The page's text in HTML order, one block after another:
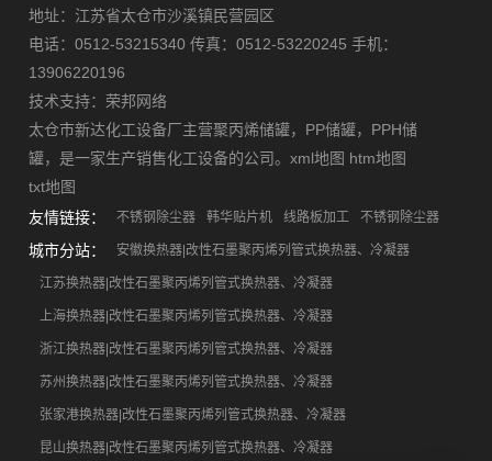
地址：江苏省太仓市沙溪镇民营园区
电话：0512-53215340 传真：0512-53220245 手机：
13906220196
技术支持： 荣邦网络
太仓市新达化工设备厂主营聚丙烯储罐， PP储罐， PPH储
罐，是一家生产销售化工设备的公司。xml地图 htm地图
txt地图
友情链接：
不锈钢除尘器 韩华贴片机 线路板加工 不锈钢除尘器
城市分站： 安徽换热器|改性石墨聚丙烯列管式换热器、冷凝器
江苏换热器|改性石墨聚丙烯列管式换热器、冷凝器
上海换热器|改性石墨聚丙烯列管式换热器、冷凝器
浙江换热器|改性石墨聚丙烯列管式换热器、冷凝器
苏州换热器|改性石墨聚丙烯列管式换热器、冷凝器
张家港换热器|改性石墨聚丙烯列管式换热器、冷凝器
昆山换热器|改性石墨聚丙烯列管式换热器、冷凝器